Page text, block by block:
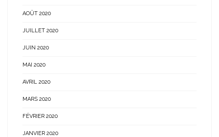
AOÛT 2020
JUILLET 2020
JUIN 2020
MAI 2020
AVRIL 2020
MARS 2020
FÉVRIER 2020
JANVIER 2020